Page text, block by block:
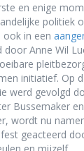
en enige
politiek
ook in een
door Anne Wil
initiatief. Op
werd gevolgd
Bussemaker en
wordt nu
geacteerd